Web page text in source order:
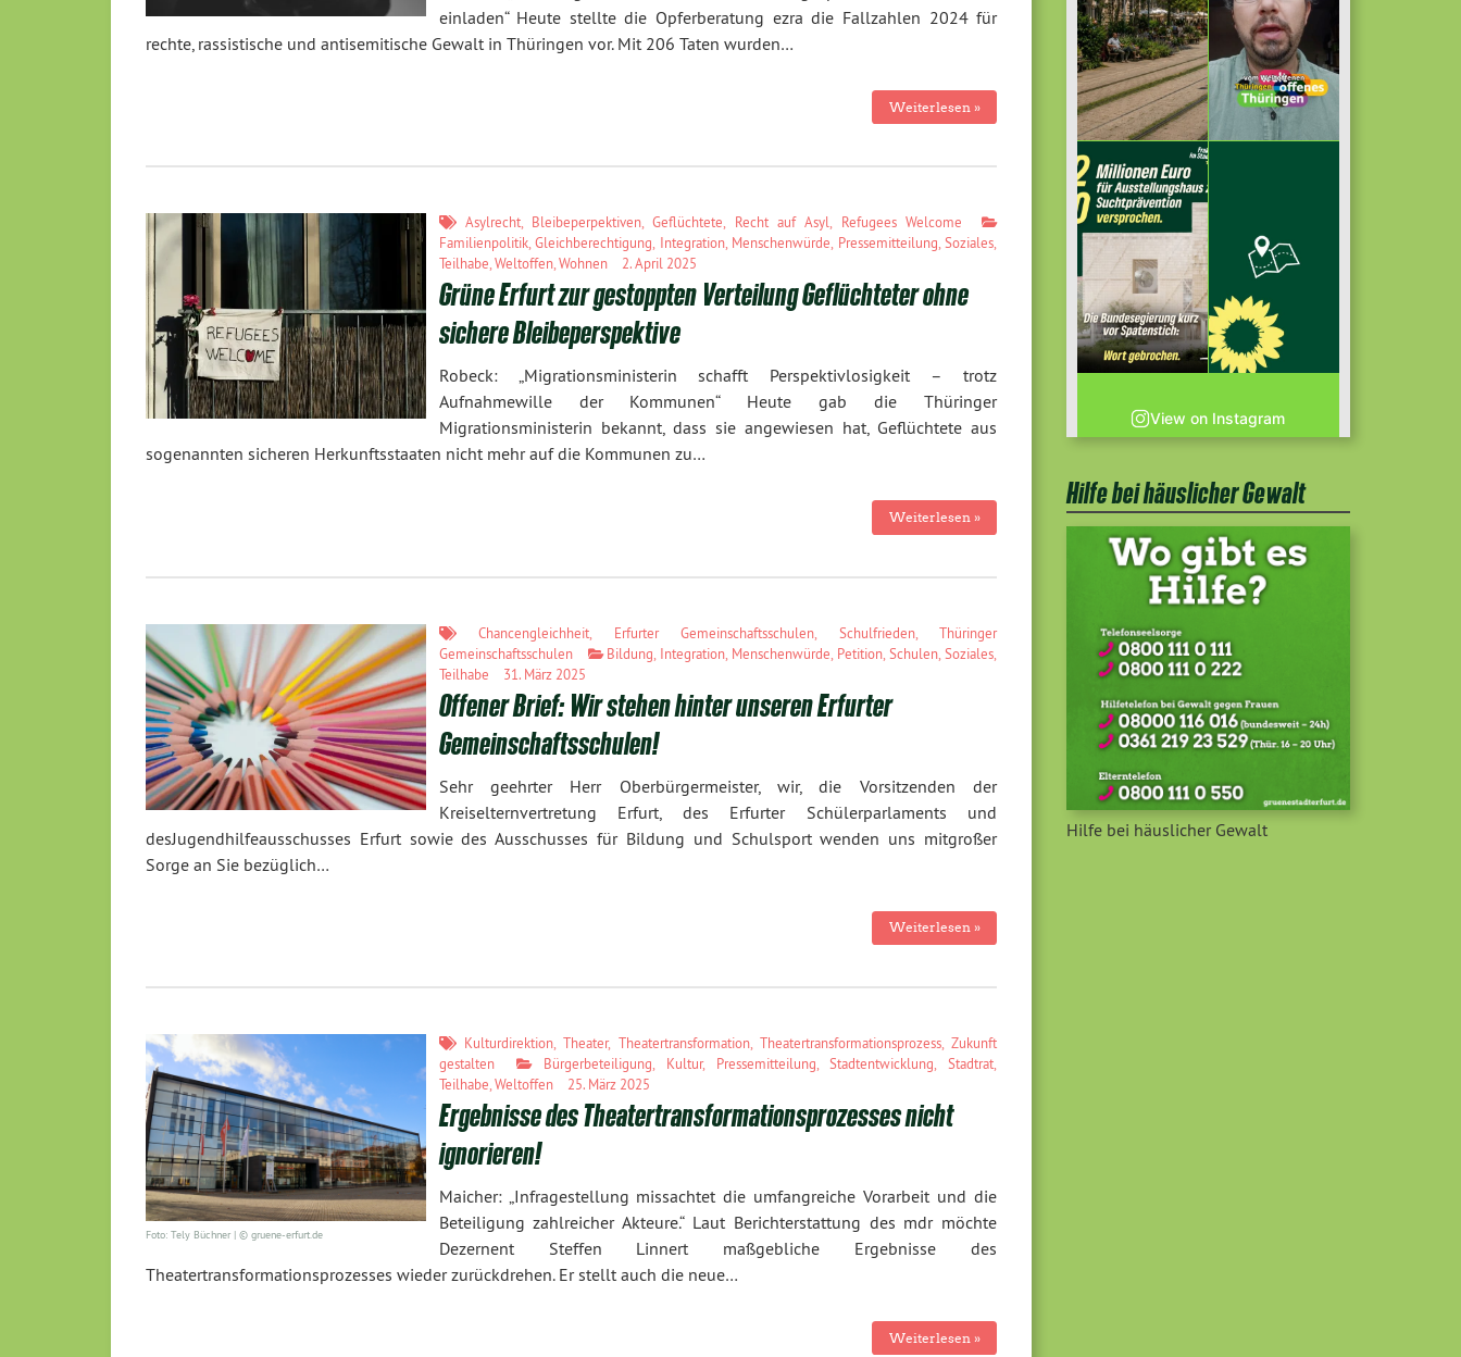
einladen“ Heute stellte die Opferberatung ezra die Fallzahlen 2024 für
rechte, rassistische und antisemitische Gewalt in Thüringen vor. Mit 206 Taten wurden…
Weiterlesen »
Asylrecht, Bleibeperpektiven,Geflüchtete, Recht auf Asyl, Refugees Welcome
Familienpolitik,Gleichberechtigung, Integration, Menschenwürde, Pressemitteilung,Soziales,
Teilhabe,Weltoffen,Wohnen 2. April 2025
Grüne Erfurt zur gestoppten Verteilung Geflüchteter ohne
sichere Bleibeperspektive
Robeck: „Migrationsministerin schafft Perspektivlosigkeit – trotz
Aufnahmewille der Kommunen“ Heute gab die Thüringer
Migrationsministerin bekannt, dass sie angewiesen hat, Geflüchtete aus
sogenannten sicheren Herkunftsstaaten nicht mehr auf die Kommunen zu…
Weiterlesen »
Chancengleichheit Erfurter Gemeinschaftsschulen Schulfrieden,Thüringer
Gemeinschaftsschulen
Bildung Integration Menschenwürde Petition ,Schulen ,Soziales
Teilhabe
31. März 2025
Offener Brief: Wir stehen hinter unseren Erfurter
Gemeinschaftsschulen!
Sehr geehrter Herr Oberbürgermeister, wir, die Vorsitzenden der
Kreiselternvertretung Erfurt, des Erfurter Schülerparlaments und
desJugendhilfeausschusses Erfurt sowie des Ausschusses für Bildung und Schulsport wenden uns mitgroßer
Sorge an Sie bezüglich…
Weiterlesen »
Foto: Tely Büchner | © gruene-erfurt.de
Kulturdirektion,Theater, Theatertransformation, Theatertransformationsprozess,Zukunft
gestalten
Bürgerbeteiligung Kultur, Pressemitteilung ,Stadtentwicklung ,Stadtrat
Teilhabe Weltoffen 25. März 2025
Ergebnisse des Theatertransformationsprozesses nicht
ignorieren!
Maicher: „Infragestellung missachtet die umfangreiche Vorarbeit und die
Beteiligung zahlreicher Akteure.“ Laut Berichterstattung des mdr möchte
Dezernent Steffen Linnert maßgebliche Ergebnisse des
Theatertransformationsprozesses wieder zurückdrehen. Er stellt auch die neue…
Weiterlesen »
View on Instagram
Hilfe bei häuslicher Gewalt
Hilfe bei häuslicher Gewalt